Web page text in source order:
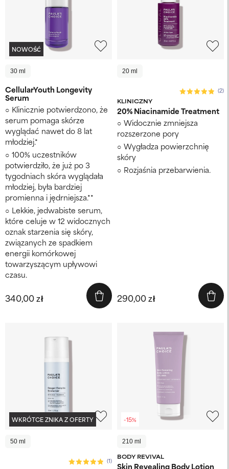
NOWOŚĆ
30 ml
CellularYouth Longevity
Serum
Klinicznie potwierdzono, że
serum pomaga skórze
wyglądać nawet do 8 lat
młodziej.*
100% uczestników
potwierdziło, że już po 3
tygodniach skóra wyglądała
młodziej, była bardziej
promienna i jędrniejsza.**
Lekkie, jedwabiste serum,
które celuje w 12 widocznych
oznak starzenia się skóry,
związanych ze spadkiem
energii komórkowej
towarzyszącym upływowi
czasu.
340,00 zł
20 ml
KLINICZNY
(2)
20% Niacinamide Treatment
Widocznie zmniejsza
rozszerzone pory
Wygładza powierzchnię
skóry
Rozjaśnia przebarwienia.
290,00 zł
WKRÓTCE ZNIKA Z OFERTY
50 ml
(1)
-15%
210 ml
BODY REVIVAL
Skin Revealing Body Lotion